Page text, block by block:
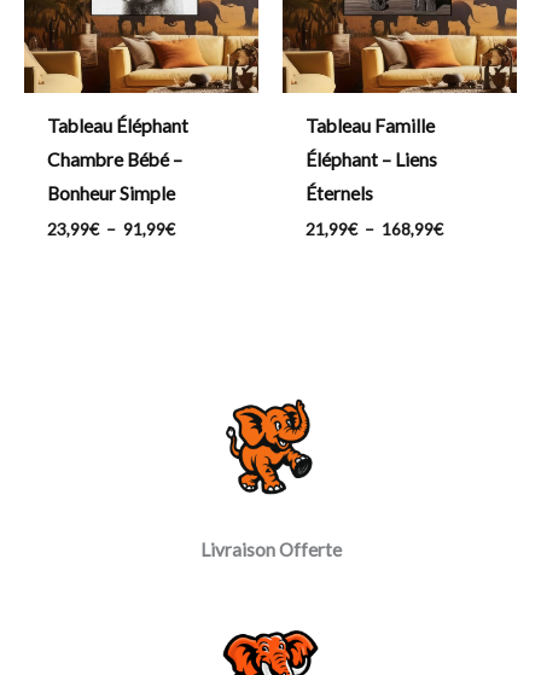
Tableau Éléphant
Chambre Bébé –
Bonheur Simple
23,99€ – 91,99€
Tableau Famille
Éléphant – Liens
Éternels
21,99€ – 168,99€
Livraison Offerte